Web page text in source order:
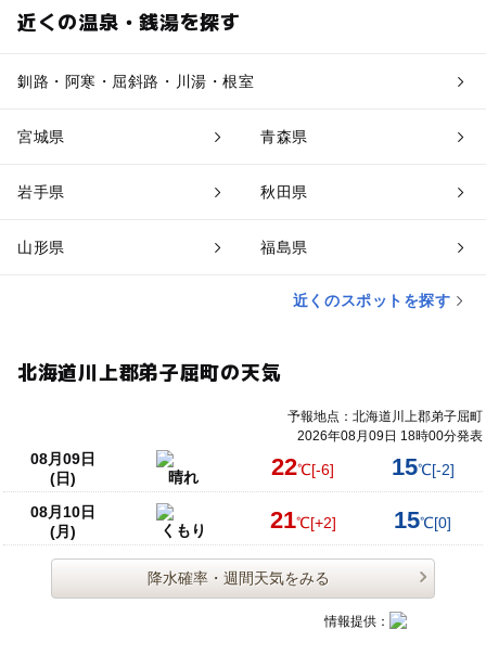
近くの温泉・銭湯を探す
釧路・阿寒・屈斜路・川湯・根室
宮城県 青森県
岩手県 秋田県
山形県 福島県
近くのスポットを探す
北海道川上郡弟子屈町の天気
予報地点：北海道川上郡弟子屈町
2026年08月09日 18時00分発表
08月09日
(日)
晴れ 22℃[-6] 15℃[-2]
08月10日
(月)
くもり 21℃[+2] 15℃[0]
降水確率・週間天気をみる
情報提供：